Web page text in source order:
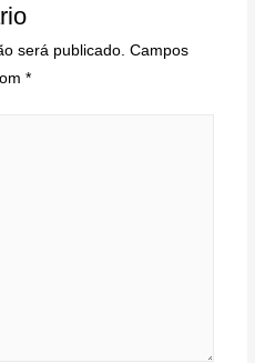
será publicado. Campos
*